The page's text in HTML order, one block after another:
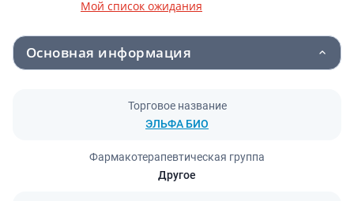
Мой список ожидания
Основная информация
Торговое название
ЭЛЬФА БИО
Фармакотерапевтическая группа
Другое